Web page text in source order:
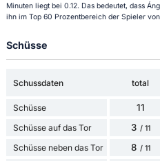
Minuten liegt bei 0.12. Das bedeutet, dass
ihn im Top 60 Prozentbereich der Spieler
Schüsse
Schussdaten total
Schüsse 11
Schüsse auf das Tor 3 / 11
Schüsse neben das Tor 8 / 11